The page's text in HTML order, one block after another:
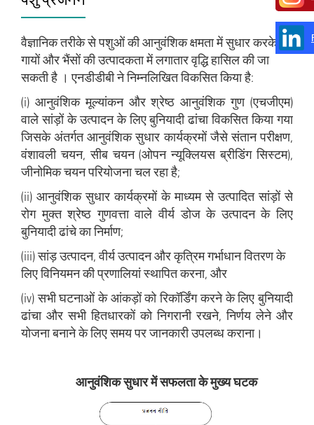
वैज्ञानिक तरीके से पशुओं की आनुवंशिक क्षमता में सुधार करके
गायों और भैंसों की उत्पादकता में लगातार वृद्धि हासिल की जा
सकती है । एनडीडीबी ने निम्नलिखित विकसित किया है:
(i) आनुवंशिक मूल्यांकन और श्रेष्ठ आनुवंशिक गुण (एचजीएम)
वाले सांड़ों के उत्पादन के लिए बुनियादी ढांचा विकसित किया गया
जिसके अंतर्गत आनुवंशिक सुधार कार्यक्रमों जैसे संतान परीक्षण,
वंशावली चयन, सीब चयन (ओपन न्यूक्लियस ब्रीडिंग सिस्टम),
जीनोमिक चयन परियोजना चल रहा है;
(ii) आनुवंशिक सुधार कार्यक्रमों के माध्यम से उत्पादित सांड़ों से
रोग मुक्त श्रेष्ठ गुणवत्ता वाले वीर्य डोज के उत्पादन के लिए
बुनियादी ढांचे का निर्माण;
(iii) सांड़ उत्पादन, वीर्य उत्पादन और कृत्रिम गर्भाधान वितरण के
लिए विनियमन की प्रणालियां स्थापित करना, और
(iv) सभी घटनाओं के आंकड़ों को रिकॉर्डिंग करने के लिए बुनियादी
ढांचा और सभी हितधारकों को निगरानी रखने, निर्णय लेने और
योजना बनाने के लिए समय पर जानकारी उपलब्ध कराना।
आनुवंशिक सुधार में सफलता के मुख्य घटक